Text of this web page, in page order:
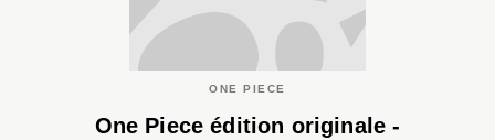
ONE PIECE
One Piece édition originale -